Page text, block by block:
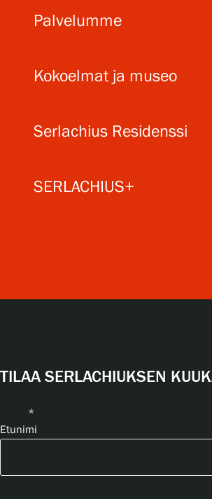
Palvelumme
Kokoelmat ja museo
Serlachius Residenssi
SERLACHIUS+
TILAA SERLACHIUKSEN
*
Etunimi